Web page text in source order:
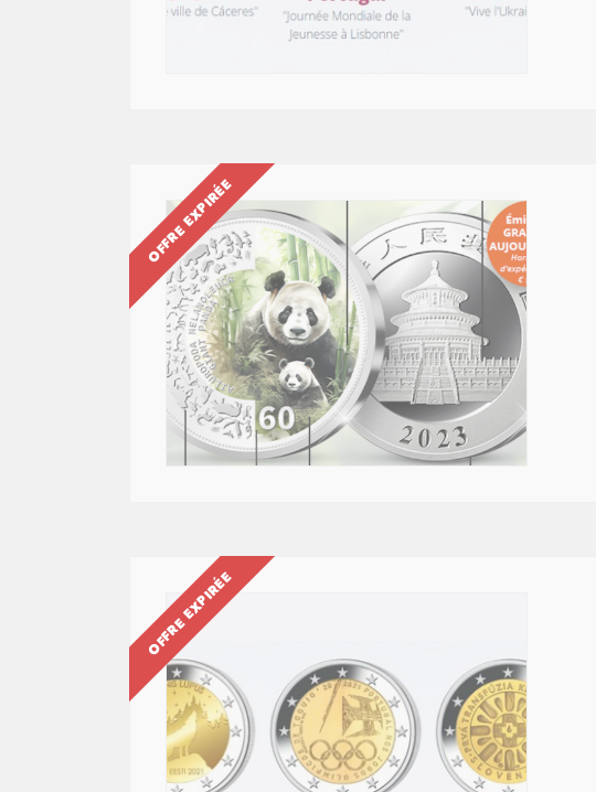
OFFRE EXPIRÉE
OFFRE EXPIRÉE